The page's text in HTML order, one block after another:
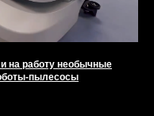
на работу необычные
пылесосы